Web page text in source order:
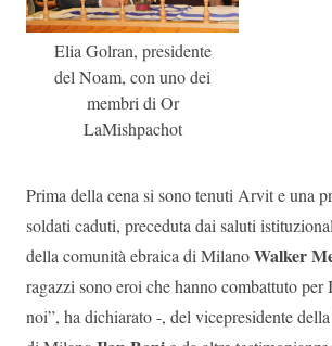
Elia Golran, presidente
del Noam, con uno dei
membri di Or
LaMishpachot
Prima della cena si sono tenuti Arvit e una
soldati caduti, preceduta dai saluti
della comunità ebraica di MilanoWalker
ragazzi sono eroi che hanno combattuto per
noi”, ha dichiarato -, del vicepresidente